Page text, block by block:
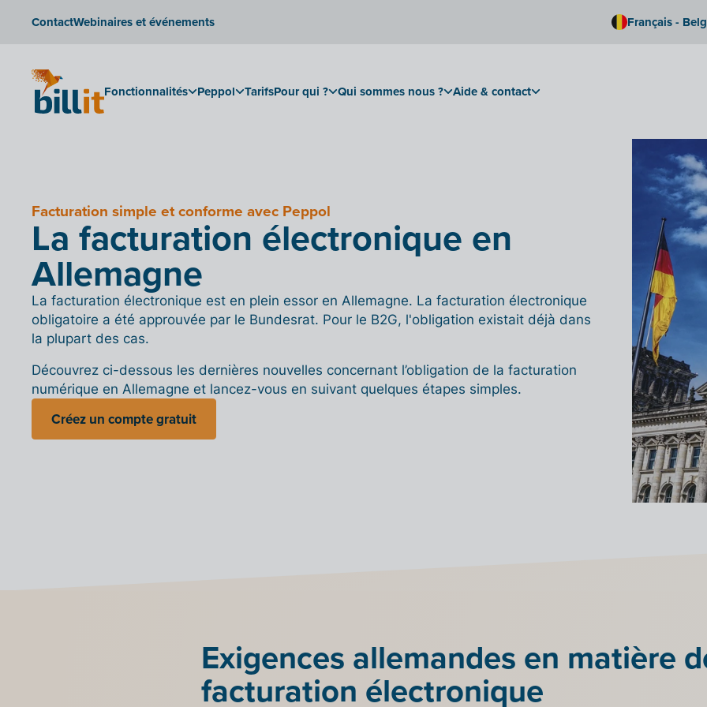
ContactWebinaires et événements Français -
Fonctionnalités Peppol TarifsPour qui ? Qui sommes nous ? Aide & contact
Facturation simple et conforme avec Peppol
La facturation électronique en
Allemagne
La facturation électronique est en plein essor en Allemagne. La facturation électronique
obligatoire a été approuvée par le Bundesrat. Pour le B2G, l'obligation existait déjà dans
la plupart des cas.
Découvrez ci-dessous les dernières nouvelles concernant l’obligation de la facturation
numérique en Allemagne et lancez-vous en suivant quelques étapes simples.
Créez un compte gratuit
Exigences allemandes en matière
facturation électronique